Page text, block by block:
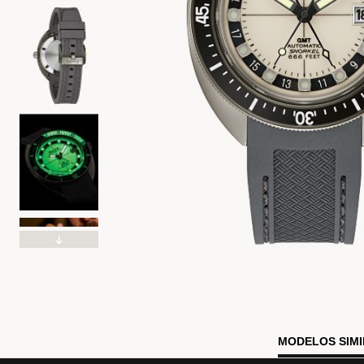
MODELOS